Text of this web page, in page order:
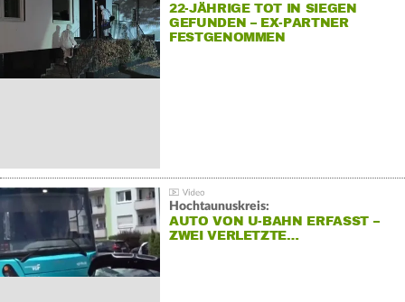
22-JÄHRIGE TOT IN SIEGEN
GEFUNDEN – EX-PARTNER
FESTGENOMMEN
Hochtaunuskreis:
AUTO VON U-BAHN ERFASST –
ZWEI VERLETZTE…